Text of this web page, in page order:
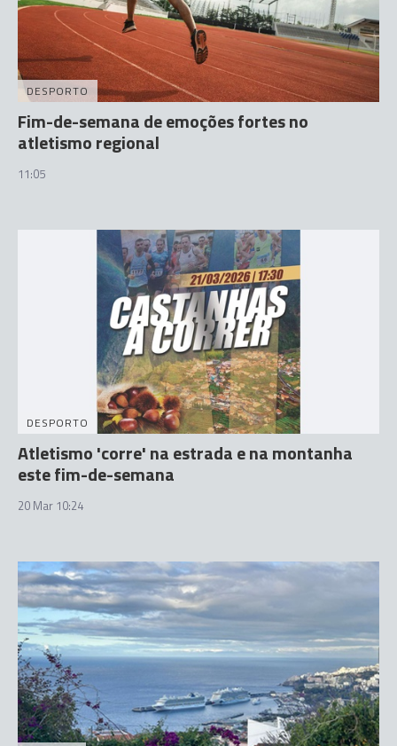
DESPORTO
Fim-de-semana de emoções fortes no
atletismo regional
11:05
DESPORTO
Atletismo 'corre' na estrada e na montanha
este fim-de-semana
20 Mar 10:24